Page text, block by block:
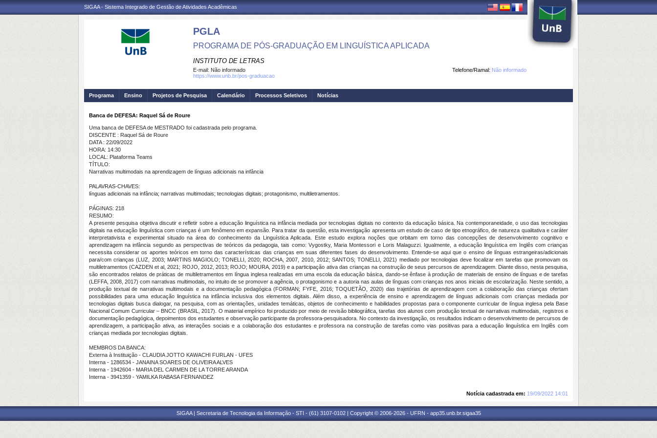
SIGAA - Sistema Integrado de Gestão de Atividades Acadêmicas
PGLA
PROGRAMA DE PÓS-GRADUAÇÃO EM LINGUÍSTICA APLICADA
INSTITUTO DE LETRAS
Telefone/Ramal: Não informado
E-mail: Não informado
https://www.unb.br/pos-graduacao
Programa Ensino Projetos de Pesquisa Calendário Processos Seletivos Notícias
Banca de DEFESA: Raquel Sá de Roure
Uma banca de DEFESA de MESTRADO foi cadastrada pelo programa.
DISCENTE : Raquel Sá de Roure
DATA : 22/09/2022
HORA: 14:30
LOCAL: Plataforma Teams
TÍTULO:
Narrativas multimodais na aprendizagem de línguas adicionais na infância
PALAVRAS-CHAVES:
línguas adicionais na infância; narrativas multimodais; tecnologias digitais; protagonismo, multiletramentos.
PÁGINAS: 218
RESUMO:
A presente pesquisa objetiva discutir e refletir sobre a educação linguística na infância mediada por tecnologias digitais no contexto da educação básica. Na contemporaneidade, o uso das tecnologias
digitais na educação linguística com crianças é um fenômeno em expansão. Para tratar da questão, esta investigação apresenta um estudo de caso de tipo etnográfico, de natureza qualitativa e caráter
interpretativista e experimental situado na área do conhecimento da Linguística Aplicada. Este estudo explora noções que orbitam em torno das concepções de desenvolvimento cognitivo e
aprendizagem na infância segundo as perspectivas de teóricos da pedagogia, tais como: Vygostky, Maria Montessori e Loris Malaguzzi. Igualmente, a educação linguística em Inglês com crianças
necessita considerar os aportes teóricos em torno das características das crianças em suas diferentes fases do desenvolvimento. Entende-se aqui que o ensino de línguas estrangeiras/adicionais
para/com crianças (LUZ, 2003; MARTINS MAGIOLO; TONELLI, 2020; ROCHA, 2007, 2010, 2012; SANTOS; TONELLI, 2021) mediado por tecnologias deve focalizar em tarefas que promovam os
multiletramentos (CAZDEN et al, 2021; ROJO, 2012, 2013; ROJO; MOURA, 2019) e a participação ativa das crianças na construção de seus percursos de aprendizagem. Diante disso, nesta pesquisa,
são encontrados relatos de práticas de multiletramentos em língua inglesa realizadas em uma escola da educação básica, dando-se ênfase à produção de materiais de ensino de línguas e de tarefas
(LEFFA, 2008, 2017) com narrativas multimodais, no intuito de se promover a agência, o protagonismo e a autoria nas aulas de línguas com crianças nos anos iniciais de escolarização. Neste sentido, a
produção textual de narrativas multimodais e a documentação pedagógica (FORMAN; FYFE, 2016; TOQUETÃO, 2020) das trajetórias de aprendizagem com a colaboração das crianças ofertam
possibilidades para uma educação linguística na infância inclusiva dos elementos digitais. Além disso, a experiência de ensino e aprendizagem de línguas adicionais com crianças mediada por
tecnologias digitais busca dialogar, na pesquisa, com as orientações, unidades temáticas, objetos de conhecimento e habilidades propostas para o componente curricular de língua inglesa pela Base
Nacional Comum Curricular – BNCC (BRASIL, 2017). O material empírico foi produzido por meio de revisão bibliográfica, tarefas dos alunos com produção textual de narrativas multimodais, registros e
documentação pedagógica, depoimentos dos estudantes e observação participante da professora-pesquisadora. No contexto da investigação, os resultados indicam o desenvolvimento de percursos de
aprendizagem, a participação ativa, as interações sociais e a colaboração dos estudantes e professora na construção de tarefas como vias positivas para a educação linguística em Inglês com
crianças mediada por tecnologias digitais.
MEMBROS DA BANCA:
Externa à Instituição - CLAUDIA JOTTO KAWACHI FURLAN - UFES
Interna - 1286534 - JANAINA SOARES DE OLIVEIRA ALVES
Interna - 1942604 - MARIA DEL CARMEN DE LA TORRE ARANDA
Interna - 3941359 - YAMILKA RABASA FERNANDEZ
Notícia cadastrada em: 19/09/2022 14:01
SIGAA | Secretaria de Tecnologia da Informação - STI - (61) 3107-0102 | Copyright © 2006-2026 - UFRN - app35.unb.br.sigaa35